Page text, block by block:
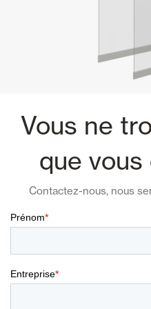
Vous ne
que
Contactez-nous, nous